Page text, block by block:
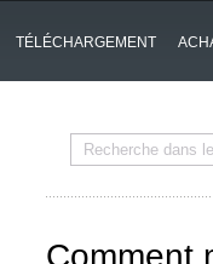
TÉLÉCHARGEMENT
Comment